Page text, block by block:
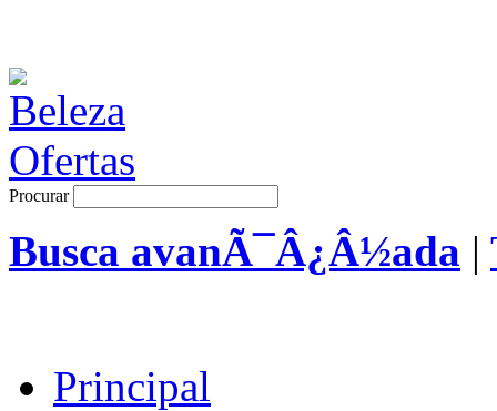
Procurar
Busca avanÃ¯Â¿Â½ada |
Principal